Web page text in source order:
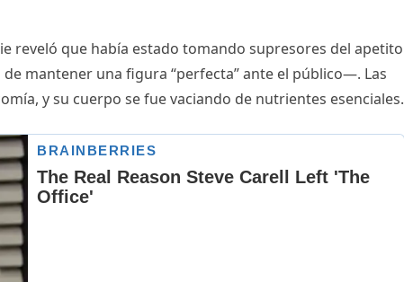
reveló que había estado tomando supresores del apetito
mantener una figura “perfecta” ante el público—. Las
y su cuerpo se fue vaciando de nutrientes esenciales.